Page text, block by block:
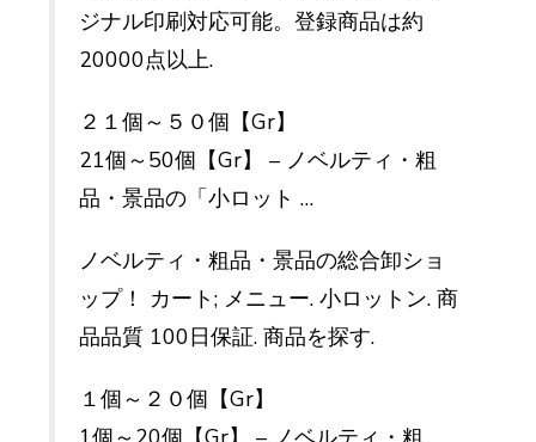
ジナル印刷対応可能。登録商品は約
20000点以上.
２１個～５０個【Gr】
21個～50個【Gr】 – ノベルティ・粗
品・景品の「小ロット …
ノベルティ・粗品・景品の総合卸ショ
ップ！ カート; メニュー. 小ロットン. 商
品品質 100日保証. 商品を探す.
１個～２０個【Gr】